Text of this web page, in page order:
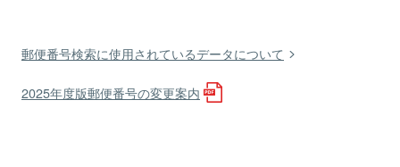
郵便番号検索に使用されているデータについて
2025年度版郵便番号の変更案内